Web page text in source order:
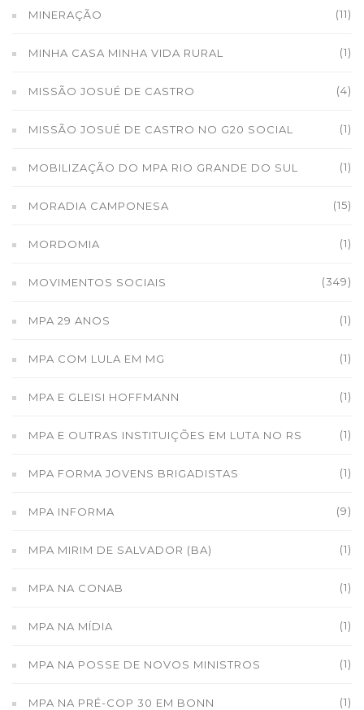
MINERAÇÃO (11)
MINHA CASA MINHA VIDA RURAL (1)
MISSÃO JOSUÉ DE CASTRO (4)
MISSÃO JOSUÉ DE CASTRO NO G20 SOCIAL (1)
MOBILIZAÇÃO DO MPA RIO GRANDE DO SUL (1)
MORADIA CAMPONESA (15)
MORDOMIA (1)
MOVIMENTOS SOCIAIS (349)
MPA 29 ANOS (1)
MPA COM LULA EM MG (1)
MPA E GLEISI HOFFMANN (1)
MPA E OUTRAS INSTITUIÇÕES EM LUTA NO RS (1)
MPA FORMA JOVENS BRIGADISTAS (1)
MPA INFORMA (9)
MPA MIRIM DE SALVADOR (BA) (1)
MPA NA CONAB (1)
MPA NA MÍDIA (1)
MPA NA POSSE DE NOVOS MINISTROS (1)
MPA NA PRÉ-COP 30 EM BONN (1)